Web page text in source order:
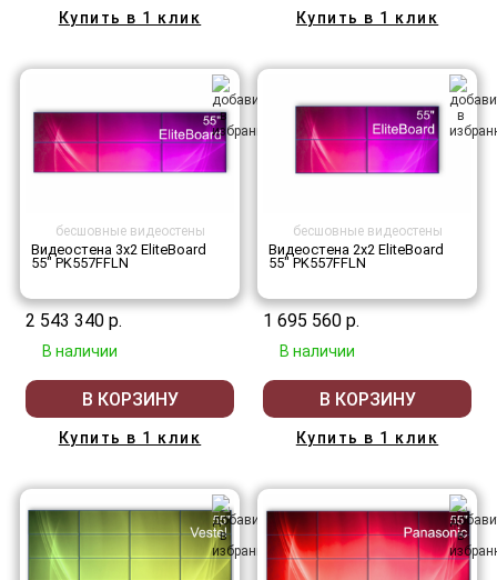
Купить в 1 клик Купить в 1 клик
бесшовные видеостены
Видеостена 3x2 EliteBoard
55" PK557FFLN
2 543 340 р.
В наличии
В КОРЗИНУ
Купить в 1 клик
бесшовные видеостены
Видеостена 2x2 EliteBoard
55" PK557FFLN
1 695 560 р.
В наличии
В КОРЗИНУ
Купить в 1 клик